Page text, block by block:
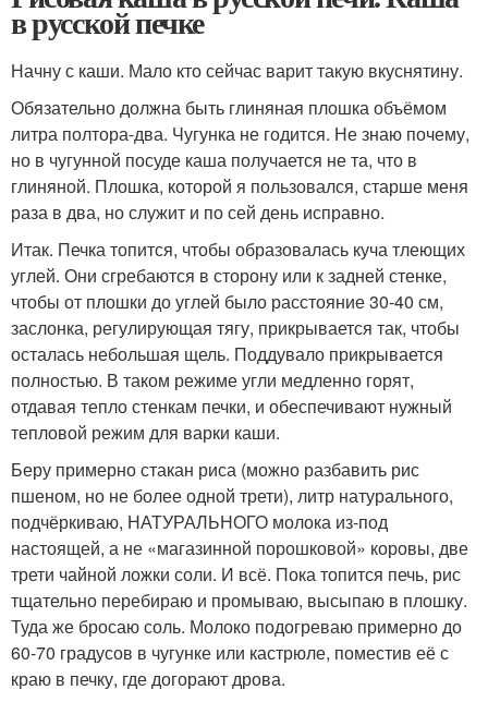
в русской печке
Начну с каши. Мало кто сейчас варит такую вкуснятину.
Обязательно должна быть глиняная плошка объёмом
литра полтора-два. Чугунка не годится. Не знаю почему,
но в чугунной посуде каша получается не та, что в
глиняной. Плошка, которой я пользовался, старше меня
раза в два, но служит и по сей день исправно.
Итак. Печка топится, чтобы образовалась куча тлеющих
углей. Они сгребаются в сторону или к задней стенке,
чтобы от плошки до углей было расстояние 30-40 см,
заслонка, регулирующая тягу, прикрывается так, чтобы
осталась небольшая щель. Поддувало прикрывается
полностью. В таком режиме угли медленно горят,
отдавая тепло стенкам печки, и обеспечивают нужный
тепловой режим для варки каши.
Беру примерно стакан риса (можно разбавить рис
пшеном, но не более одной трети), литр натурального,
подчёркиваю, НАТУРАЛЬНОГО молока из-под
настоящей, а не «магазинной порошковой» коровы, две
трети чайной ложки соли. И всё. Пока топится печь, рис
тщательно перебираю и промываю, высыпаю в плошку.
Туда же бросаю соль. Молоко подогреваю примерно до
60-70 градусов в чугунке или кастрюле, поместив её с
краю в печку, где догорают дрова.